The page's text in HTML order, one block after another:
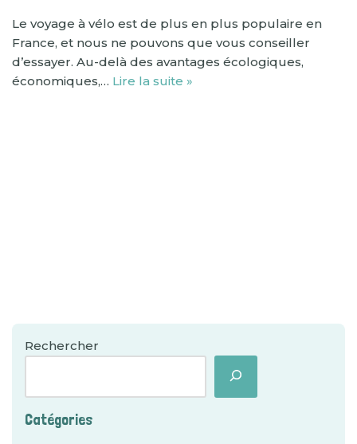
Le voyage à vélo est de plus en plus populaire en
France, et nous ne pouvons que vous conseiller
d’essayer. Au-delà des avantages écologiques,
économiques,… Lire la suite »
Rechercher
Catégories